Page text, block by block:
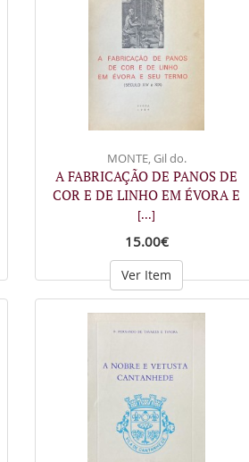
MONTE, Gil do.
A FABRICAÇÃO DE PANOS DE
COR E DE LINHO EM ÉVORA E
[...]
15.00€
Ver Item